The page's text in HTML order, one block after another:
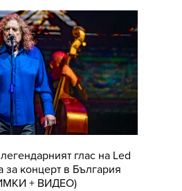
глас на Led
за концерт в България
+ ВИДЕО)